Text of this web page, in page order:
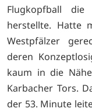
Flugkopfball
herstellte. Hatte
Westpfälzer
deren
kaum in die
Karbacher Tors.
der 53. Minute